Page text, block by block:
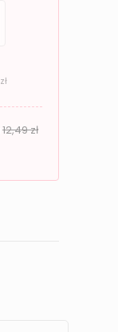
zł
12,49zł